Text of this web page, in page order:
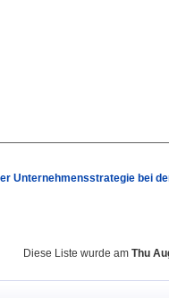
Unternehmensstrategie bei
Diese Liste wurde am Thu